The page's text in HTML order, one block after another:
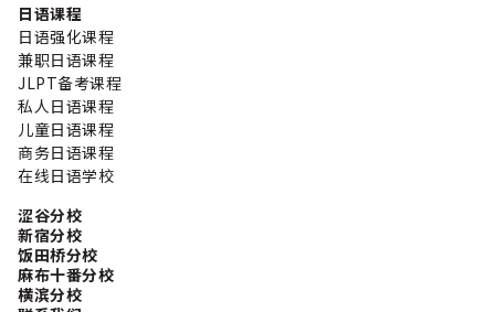
日语课程
日语强化课程
兼职日语课程
JLPT备考课程
私人日语课程
儿童日语课程
商务日语课程
在线日语学校
涩谷分校
新宿分校
饭田桥分校
麻布十番分校
横滨分校